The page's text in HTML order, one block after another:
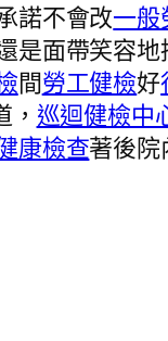
諾不會改一般
是面帶笑容地
間勞工健檢好
， 巡迴健檢中
康檢查著後院